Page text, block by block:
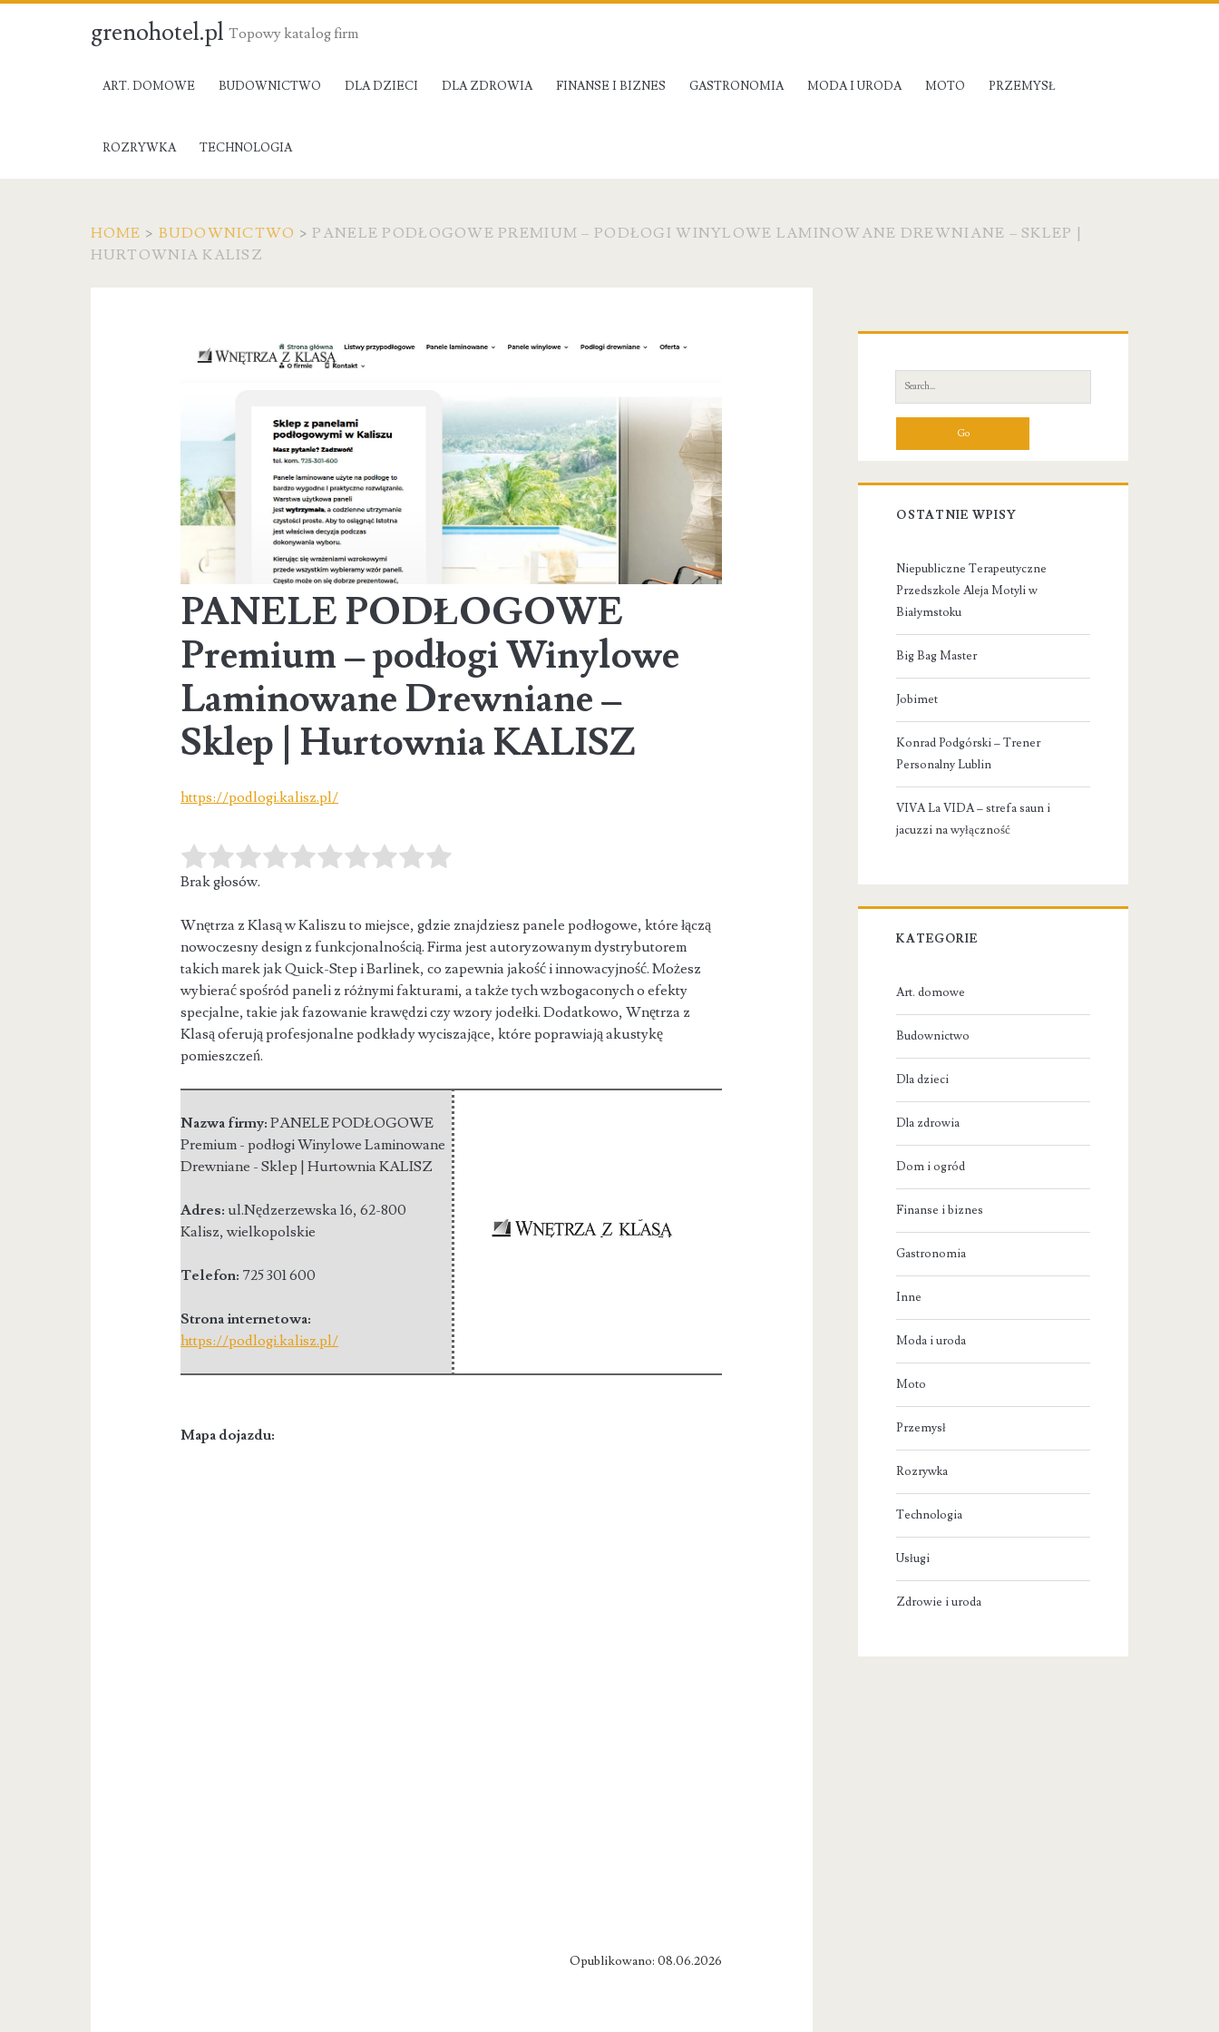
grenohotel.pl Topowy katalog firm
ART. DOMOWE BUDOWNICTWO DLA DZIECI DLA ZDROWIA FINANSE I BIZNES GASTRONOMIA MODA I URODA MOTO PRZEMYSŁ
ROZRYWKA TECHNOLOGIA
HOME > BUDOWNICTWO >PANELE PODŁOGOWE PREMIUM – PODŁOGI WINYLOWE LAMINOWANE DREWNIANE – SKLEP |
HURTOWNIA KALISZ
PANELE PODŁOGOWE
Premium – podłogi Winylowe
Laminowane Drewniane –
Sklep | Hurtownia KALISZ
https://podlogi.kalisz.pl/
Brak głosów.
Wnętrza z Klasą w Kaliszu to miejsce, gdzie znajdziesz panele podłogowe, które łączą
nowoczesny design z funkcjonalnością. Firma jest autoryzowanymdystrybutorem
takich marek jak Quick-Step i Barlinek, co zapewnia jakość i innowacyjność. Możesz
wybierać spośród paneli z różnymi fakturami, a także tych wzbogaconych o efekty
specjalne, takie jak fazowanie krawędzi czy wzory jodełki. Dodatkowo, Wnętrza z
Klasą oferują profesjonalne podkłady wyciszające, które poprawiają akustykę
pomieszczeń.
Nazwa firmy:PANELE PODŁOGOWE
Premium - podłogi Winylowe Laminowane
Drewniane - Sklep | Hurtownia KALISZ
Adres:ul.Nędzerzewska 16,62-800
Kalisz,wielkopolskie
Telefon: 725 301 600
Strona internetowa:
https://podlogi.kalisz.pl/
Mapa dojazdu:
Opublikowano: 08.06.2026
Sidebar
Search
for:
OSTATNIE WPISY
Niepubliczne Terapeutyczne
Przedszkole Aleja Motyli w
Białymstoku
Big Bag Master
Jobimet
Konrad Podgórski – Trener
Personalny Lublin
VIVA La VIDA – strefa saun i
jacuzzi na wyłączność
KATEGORIE
Art. domowe
Budownictwo
Dla dzieci
Dla zdrowia
Dom i ogród
Finanse i biznes
Gastronomia
Inne
Moda i uroda
Moto
Przemysł
Rozrywka
Technologia
Usługi
Zdrowie i uroda